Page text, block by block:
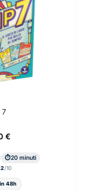
7
€
20 minuti
48h